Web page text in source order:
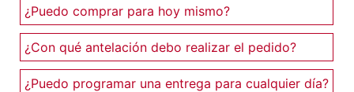
¿Puedo comprar para hoy mismo?
¿Con qué antelación debo realizar el pedido?
¿Puedo programar una entrega para cualquier día?